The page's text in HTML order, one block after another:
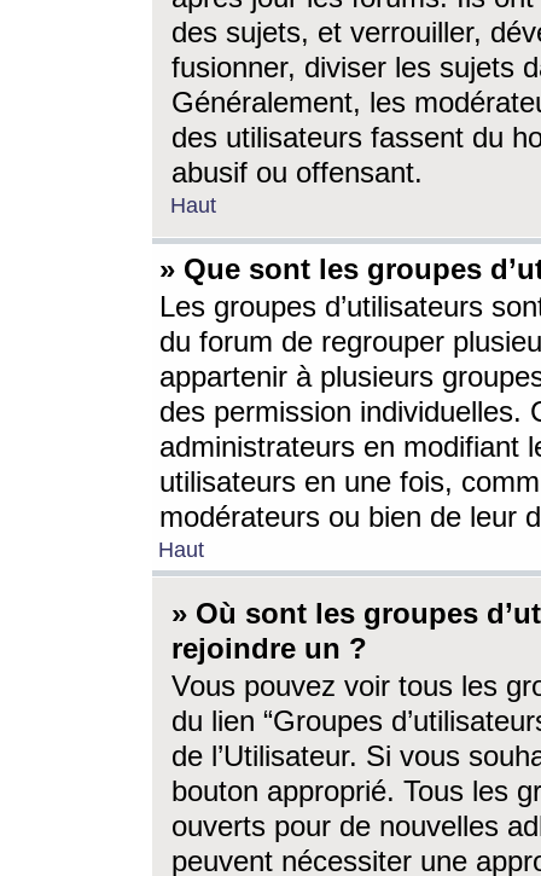
des sujets, et verrouiller,
fusionner, diviser les sujets
Généralement, les
des utilisateurs fassent du
abusif ou offensant.
Haut
» Que sont les groupes
Les groupes d’utilisateurs
du forum de regrouper
appartenir à plusieurs
des permission individuelles.
administrateurs en modifiant
utilisateurs en une fois,
modérateurs ou bien de leur
Haut
» Où sont les groupes
rejoindre un ?
Vous pouvez voir tous les
du lien “Groupes
de l’Utilisateur. Si vous
bouton approprié. Tous les
ouverts pour de nouvelles
peuvent nécessiter une